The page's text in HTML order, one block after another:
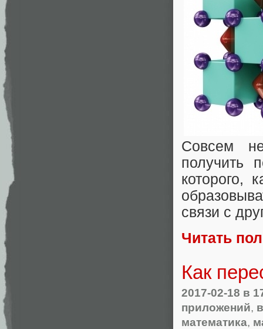
Совсем
получить
которого,
связи с
Читать
Как
2017-02-18 в
приложений,
математика,